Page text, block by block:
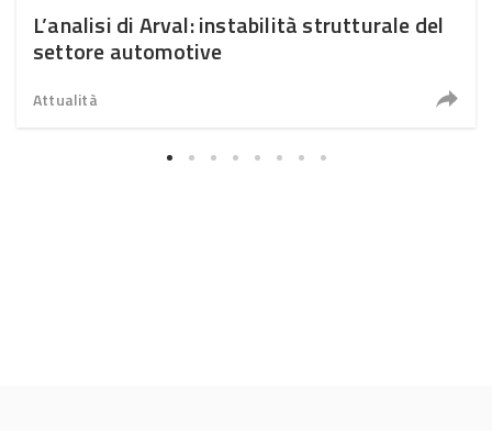
L’analisi di Arval: instabilità strutturale del
settore automotive
Attualità